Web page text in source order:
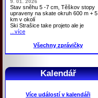
9. 01. 2026
Stav sněhu 5 -7 cm, Těškov stopy
upraveny na skate okruh 600 m + 5
km v okolí
Ski Strašice take projeto ale je
...více
Všechny zprávičky
Kalendář
Více událostí v kalendáři